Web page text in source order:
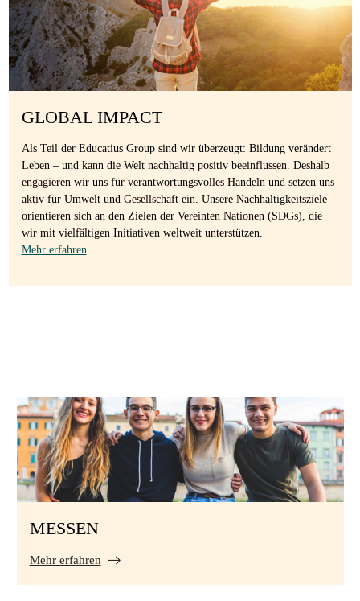
GLOBAL IMPACT
Als Teil der Educatius Group sind wir überzeugt: Bildung verändert
Leben – und kann die Welt nachhaltig positiv beeinflussen. Deshalb
engagieren wir uns für verantwortungsvolles Handeln und setzen uns
aktiv für Umwelt und Gesellschaft ein. Unsere Nachhaltigkeitsziele
orientieren sich an den Zielen der Vereinten Nationen (SDGs), die
wir mit vielfältigen Initiativen weltweit unterstützen.
Mehr erfahren
MESSEN
Mehr erfahren